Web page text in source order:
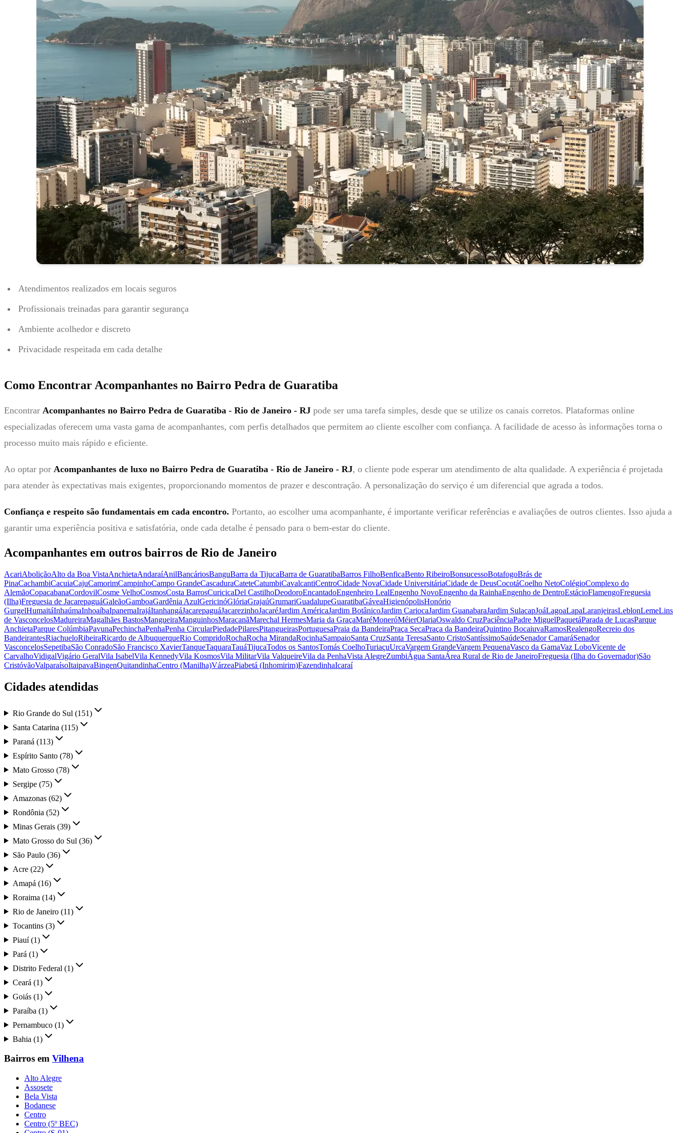
Atendimentos realizados em locais seguros
Profissionais treinadas para garantir segurança
Ambiente acolhedor e discreto
Privacidade respeitada em cada detalhe
Como Encontrar Acompanhantes no Bairro Pedra de Guaratiba
Encontrar Acompanhantes no Bairro Pedra de Guaratiba - Rio de Janeiro - RJ pode ser uma tarefa simples, desde que se utilize os canais corretos. Plataformas online
especializadas oferecem uma vasta gama de acompanhantes, com perfis detalhados que permitem ao cliente escolher com confiança. A facilidade de acesso às informações torna o
processo muito mais rápido e eficiente.
Ao optar por Acompanhantes de luxo no Bairro Pedra de Guaratiba - Rio de Janeiro - RJ, o cliente pode esperar um atendimento de alta qualidade. A experiência é projetada
para atender às expectativas mais exigentes, proporcionando momentos de prazer e descontração. A personalização do serviço é um diferencial que agrada a todos.
Confiança e respeito são fundamentais em cada encontro. Portanto, ao escolher uma acompanhante, é importante verificar referências e avaliações de outros clientes. Isso ajuda a
garantir uma experiência positiva e satisfatória, onde cada detalhe é pensado para o bem-estar do cliente.
Acompanhantes em outros bairros de Rio de Janeiro
AcariAboliçãoAlto da Boa VistaAnchietaAndaraíAnilBancáriosBanguBarra da TijucaBarra de GuaratibaBarros FilhoBenficaBento RibeiroBonsucessoBotafogoBrás de
PinaCachambiCacuiaCajuCamorimCampinhoCampo GrandeCascaduraCateteCatumbiCavalcantiCentroCidade NovaCidade UniversitáriaCidade de DeusCocotáCoelho NetoColégioComplexo do
AlemãoCopacabanaCordovilCosme VelhoCosmosCosta BarrosCuricicaDel CastilhoDeodoroEncantadoEngenheiro LealEngenho NovoEngenho da RainhaEngenho de DentroEstácioFlamengoFreguesia
(Ilha)Freguesia de JacarepaguáGaleãoGamboaGardênia AzulGericinóGlóriaGrajaúGrumariGuadalupeGuaratibaGáveaHigienópolisHonório
GurgelHumaitáInhaúmaInhoaíbaIpanemaIrajáItanhangáJacarepaguáJacarezinhoJacaréJardim AméricaJardim BotânicoJardim CariocaJardim GuanabaraJardim SulacapJoáLagoaLapaLaranjeirasLeblonLemeLins
de VasconcelosMadureiraMagalhães BastosMangueiraManguinhosMaracanãMarechal HermesMaria da GraçaMaréMoneróMéierOlariaOswaldo CruzPaciênciaPadre MiguelPaquetáParada de LucasParque
AnchietaParque ColúmbiaPavunaPechinchaPenhaPenha CircularPiedadePilaresPitangueirasPortuguesaPraia da BandeiraPraça SecaPraça da BandeiraQuintino BocaiuvaRamosRealengoRecreio dos
BandeirantesRiachueloRibeiraRicardo de AlbuquerqueRio CompridoRochaRocha MirandaRocinhaSampaioSanta CruzSanta TeresaSanto CristoSantíssimoSaúdeSenador CamaráSenador
VasconcelosSepetibaSão ConradoSão Francisco XavierTanqueTaquaraTauáTijucaTodos os SantosTomás CoelhoTuriaçuUrcaVargem GrandeVargem PequenaVasco da GamaVaz LoboVicente de
CarvalhoVidigalVigário GeralVila IsabelVila KennedyVila KosmosVila MilitarVila ValqueireVila da PenhaVista AlegreZumbiÁgua SantaÁrea Rural de Rio de JaneiroFreguesia (Ilha do Governador)São
CristóvãoValparaísoItaipavaBingenQuitandinhaCentro (Manilha)VárzeaPiabetá (Inhomirim)FazendinhaIcaraí
Cidades atendidas
Rio Grande do Sul (151)
Santa Catarina (115)
Paraná (113)
Espírito Santo (78)
Mato Grosso (78)
Sergipe (75)
Amazonas (62)
Rondônia (52)
Minas Gerais (39)
Mato Grosso do Sul (36)
São Paulo (36)
Acre (22)
Amapá (16)
Roraima (14)
Rio de Janeiro (11)
Tocantins (3)
Piauí (1)
Pará (1)
Distrito Federal (1)
Ceará (1)
Goiás (1)
Paraíba (1)
Pernambuco (1)
Bahia (1)
Bairros em Vilhena
Alto Alegre
Assosete
Bela Vista
Bodanese
Centro
Centro (5º BEC)